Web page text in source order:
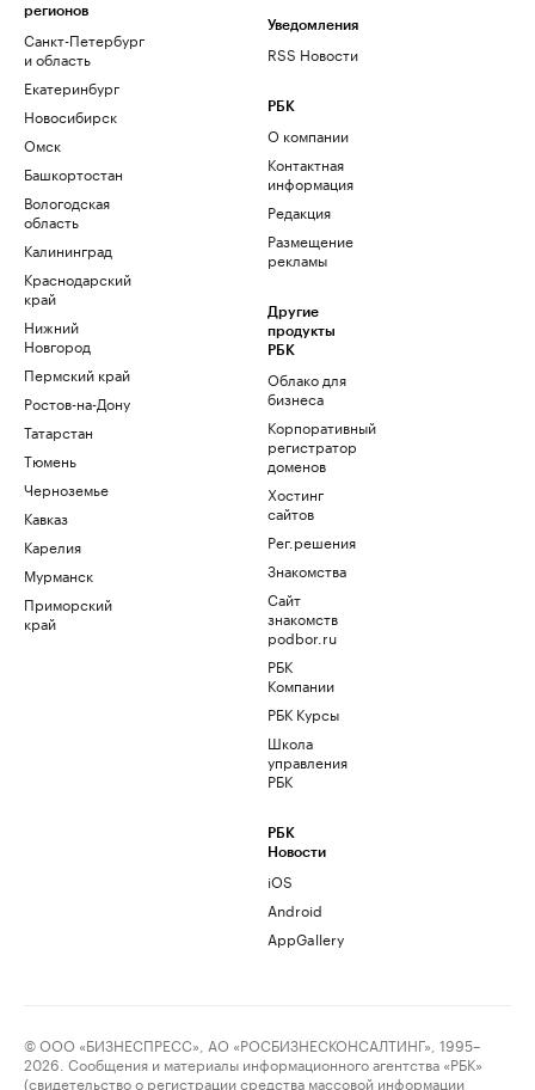
регионов
Санкт-Петербург
и область
Екатеринбург
Новосибирск
Омск
Башкортостан
Вологодская
область
Калининград
Краснодарский
край
Нижний
Новгород
Пермский край
Ростов-на-Дону
Татарстан
Тюмень
Черноземье
Кавказ
Карелия
Мурманск
Приморский
край
Уведомления
RSS Новости
РБК
О компании
Контактная
информация
Редакция
Размещение
рекламы
Другие
продукты
РБК
Облако для
бизнеса
Корпоративный
регистратор
доменов
Хостинг
сайтов
Рег.решения
Знакомства
Сайт
знакомств
podbor.ru
РБК
Компании
РБК Курсы
Школа
управления
РБК
РБК
Новости
iOS
Android
AppGallery
© ООО «БИЗНЕСПРЕСС», АО «РОСБИЗНЕСКОНСАЛТИНГ», 1995–
2026. Сообщения и материалы информационного агентства «РБК»
(свидетельство о регистрации средства массовой информации